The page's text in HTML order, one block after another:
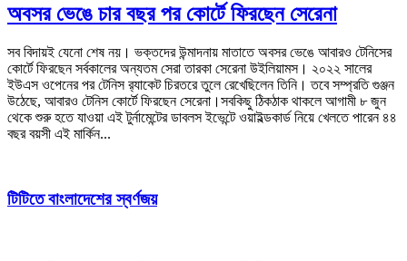
অবসর ভেঙে চার বছর পর কোর্টে ফিরছেন সেরেনা
সব বিদায়ই যেনো শেষ নয়। ভক্তদের উন্মাদনায় মাতাতে অবসর ভেঙে আবারও টেনিসের
কোর্টে ফিরছেন সর্বকালের অন্যতম সেরা তারকা সেরেনা উইলিয়ামস। ২০২২ সালের
ইউএস ওপেনের পর টেনিস র‍্যাকেট চিরতরে তুলে রেখেছিলেন তিনি। তবে সম্প্রতি গুঞ্জন
উঠেছে, আবারও টেনিস কোর্টে ফিরছেন সেরেনা।সবকিছু ঠিকঠাক থাকলে আগামী ৮ জুন
থেকে শুরু হতে যাওয়া এই টুর্নামেন্টের ডাবলস ইভেন্টে ওয়াইল্ডকার্ড নিয়ে খেলতে পারেন ৪৪
বছর বয়সী এই মার্কিন...
টিটিতে বাংলাদেশের স্বর্ণজয়